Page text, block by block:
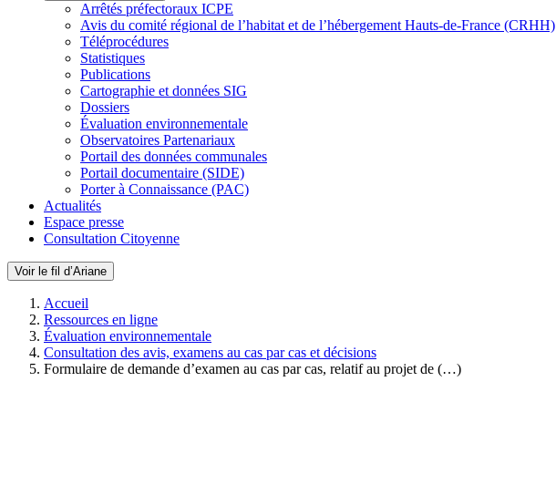
Arrêtés préfectoraux ICPE
Avis du comité régional de l’habitat et de l’hébergement Hauts-de-France (CRHH)
Téléprocédures
Statistiques
Publications
Cartographie et données SIG
Dossiers
Évaluation environnementale
Observatoires Partenariaux
Portail des données communales
Portail documentaire (SIDE)
Porter à Connaissance (PAC)
Actualités
Espace presse
Consultation Citoyenne
Voir le fil d’Ariane
Accueil
Ressources en ligne
Évaluation environnementale
Consultation des avis, examens au cas par cas et décisions
Formulaire de demande d’examen au cas par cas, relatif au projet de (…)